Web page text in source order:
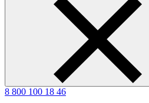
8 800 100 18 46